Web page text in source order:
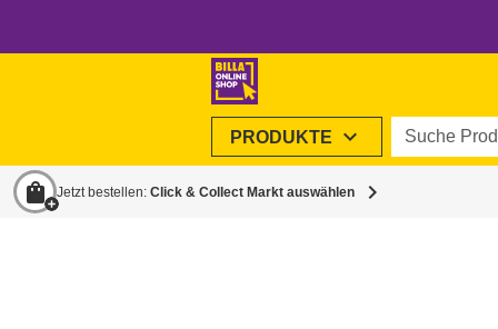
PRODUKTE expand_more Suche
shopping_bag Jetzt bestellen: Click & Collect Markt auswählen chevron_right